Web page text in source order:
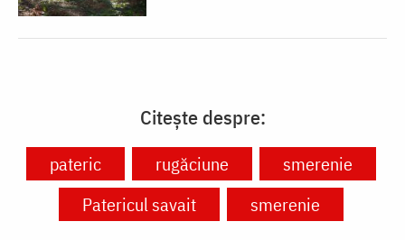
Citește despre:
pateric rugăciune
smerenie
Patericul savait
smerenie